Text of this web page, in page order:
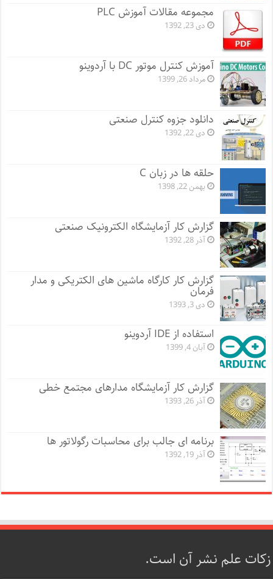
مجموعه مقالات آموزش PLC
دی 23, 1392
آموزش کنترل موتور DC با آردوینو
مرداد 26, 1399
دانلود جزوه کنترل صنعتی
دی 22, 1392
حلقه ها در زبان C
بهمن 22, 1398
گزارش کار آزمایشگاه الکترونیک صنعتی
آذر 28, 1392
گزارش کار کارگاه ماشین های الکتریکی و مدار
فرمان
دی 3, 1393
استفاده از IDE آردوینو
آبان 4, 1399
گزارش کار آزمایشگاه مدارهای مجتمع خطی
آذر 26, 1393
برنامه ای جالب برای محاسبات رگولاتور ها
آذر 19, 1392
زکات علم نشر آن است.